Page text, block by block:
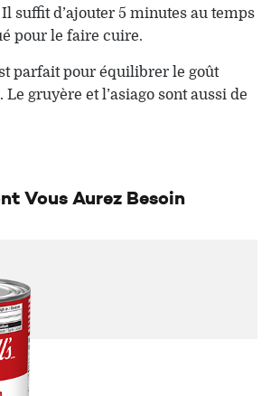
suffit d’ajouter 5 minutes au temps
pour le faire cuire.
parfait pour équilibrer le goût
Le gruyère et l’asiago sont aussi de
Vous Aurez Besoin